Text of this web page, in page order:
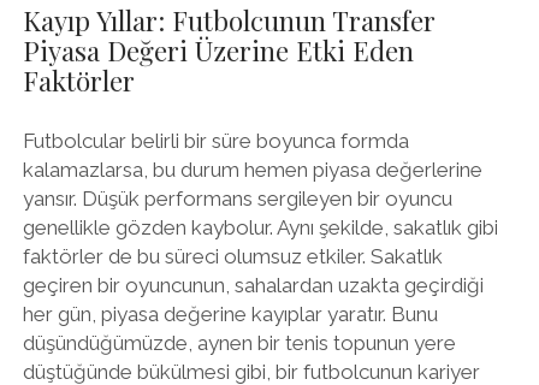
Kayıp Yıllar: Futbolcunun Transfer
Piyasa Değeri Üzerine Etki Eden
Faktörler
Futbolcular belirli bir süre boyunca formda
kalamazlarsa, bu durum hemen piyasa değerlerine
yansır. Düşük performans sergileyen bir oyuncu
genellikle gözden kaybolur. Aynı şekilde, sakatlık gibi
faktörler de bu süreci olumsuz etkiler. Sakatlık
geçiren bir oyuncunun, sahalardan uzakta geçirdiği
her gün, piyasa değerine kayıplar yaratır. Bunu
düşündüğümüzde, aynen bir tenis topunun yere
düştüğünde bükülmesi gibi, bir futbolcunun kariyer